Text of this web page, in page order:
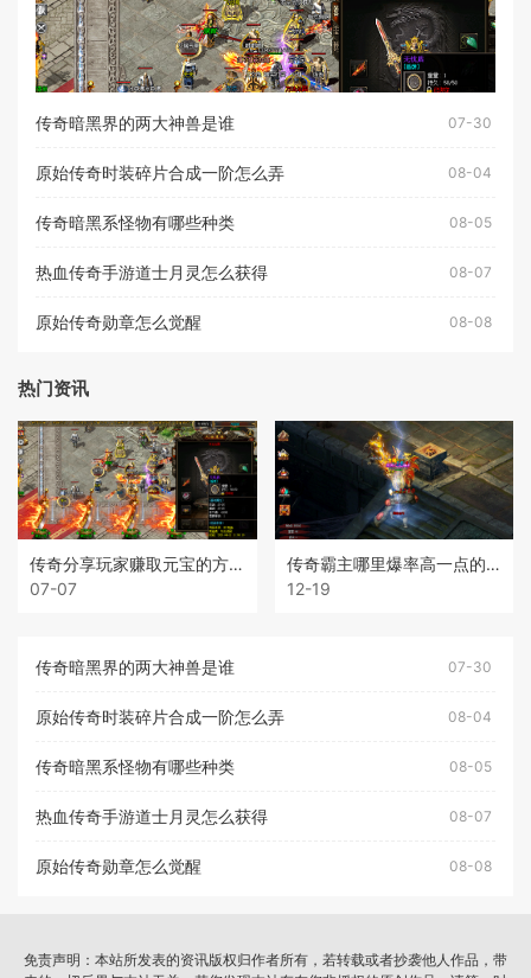
传奇暗黑界的两大神兽是谁 07-30
原始传奇时装碎片合成一阶怎么弄 08-04
传奇暗黑系怪物有哪些种类 08-05
热血传奇手游道士月灵怎么获得 08-07
原始传奇勋章怎么觉醒 08-08
热门资讯
传奇分享玩家赚取元宝的方法
07-07
传奇霸主哪里爆率高一点的装备
12-19
传奇暗黑界的两大神兽是谁 07-30
原始传奇时装碎片合成一阶怎么弄 08-04
传奇暗黑系怪物有哪些种类 08-05
热血传奇手游道士月灵怎么获得 08-07
原始传奇勋章怎么觉醒 08-08
免责声明：本站所发表的资讯版权归作者所有，若转载或者抄袭他人作品，带